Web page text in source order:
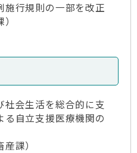
施行規則の一部を改正
社会生活を総合的に支
る自立支援医療機関の
課）